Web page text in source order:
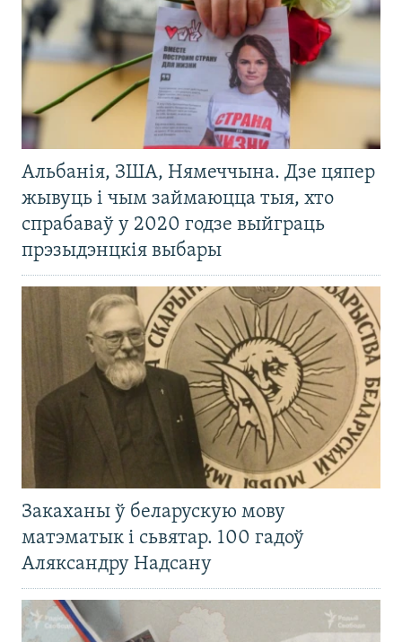
Альбанія, ЗША, Нямеччына. Дзе цяпер
жывуць і чым займаюцца тыя, хто
спрабаваў у 2020 годзе выйграць
прэзыдэнцкія выбары
Закаханы ў беларускую мову
матэматык і сьвятар. 100 гадоў
Аляксандру Надсану